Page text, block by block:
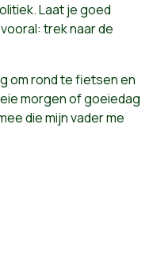
Laat je goed
trek naar de
om rond te fietsen en
morgen of goeiedag
die mijn vader me